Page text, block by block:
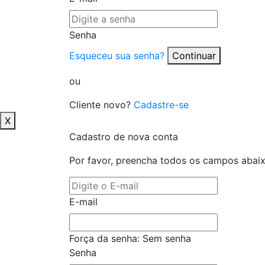
Senha
Esqueceu sua senha?
Continuar
ou
Cliente novo? Cadastre-se
X
Cadastro de nova conta
Por favor, preencha todos os campos
E-mail
Força da senha: Sem senha
Senha